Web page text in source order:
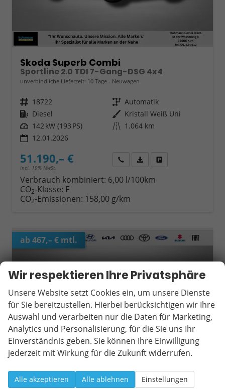
Skoda Superb Combi
Sportline 2.0 TDI 7-Gang-DSG 4x4
unverbindliche Lieferzeit: 10 Tage Neuwagen
Fahrzeugnr. 18722 Getriebe Automatik
Kraftstoff Diesel Außenfarbe Kristall Weiß Uni
Leistung 142 kW (193 PS) Kilometerstand 1.064 km
12.01.2026
51.190,– €
incl. 19% MwSt.
Wir rufen Sie anFahrzeugexposé (PDF)
Verbrauch kombiniert: 6,00 l/100km
CO2-Klasse: F
CO2-Emissionen: 158,00 g/km
ab 467,– € mtl.
Wir respektieren Ihre Privatsphäre
Unsere Website setzt Cookies ein, um unsere Dienste
für Sie bereitzustellen. Hierbei berücksichtigen wir Ihre
Auswahl und verarbeiten nur die Daten für Marketing,
Analytics und Personalisierung, für die Sie uns Ihr
Einverständnis geben. Sie können Ihre Einwilligung
jederzeit mit Wirkung für die Zukunft widerrufen.
Alle akzeptieren Alle ablehnen Einstellungen